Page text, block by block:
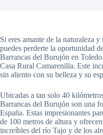
Si eres amante de la naturaleza
puedes perderte la oportunidad
Barrancas del Burujón en
Casa Rural Camarenilla. Este
sin aliento con su belleza y su
Ubicadas a tan solo 40
Barrancas del Burujón son una
España. Estas impresionantes
de 100 metros de altura y
increíbles del río Tajo y de los